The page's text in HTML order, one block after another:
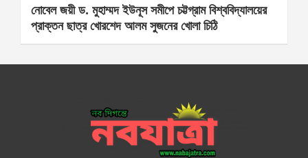
নোবেল জয়ী ড. মুহাম্মদ ইউনূস সমীপে চট্টগ্রাম বিশ্ববিদ্যালয়ের
প্রাক্তন ছাত্র খোরশেদ আলম সুজনের খোলা চিঠি